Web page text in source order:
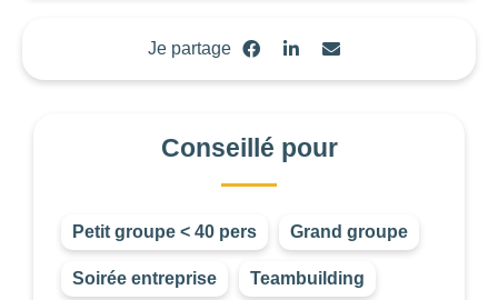
Je partage
Conseillé pour
Petit groupe < 40 pers Grand groupe
Soirée entreprise Teambuilding
OUVERTURE
BUDGET DE LA PRESTATION
—8000
CONSEILLÉ POUR